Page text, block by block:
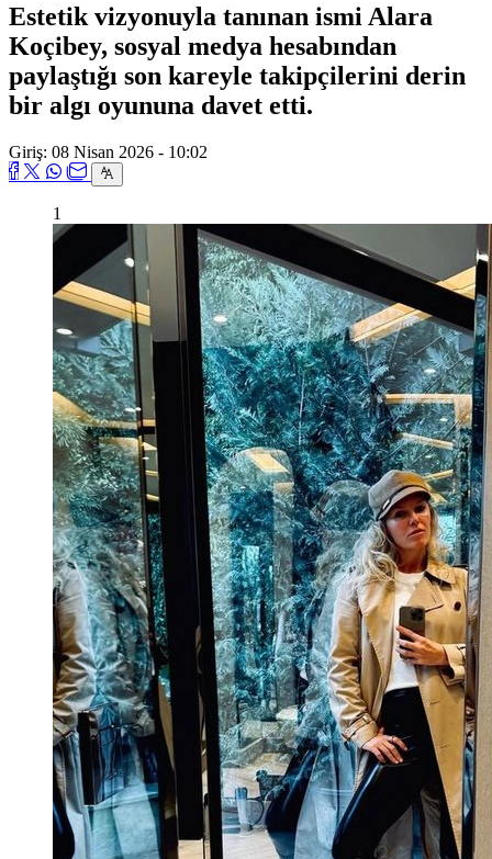
Estetik vizyonuyla tanınan ismi Alara
Koçibey, sosyal medya hesabından
paylaştığı son kareyle takipçilerini derin
bir algı oyununa davet etti.
Giriş: 08 Nisan 2026 - 10:02
1